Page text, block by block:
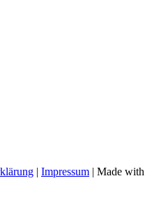
Impressum | Made with